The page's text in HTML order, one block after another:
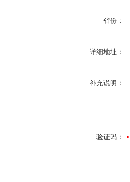
省份：
详细地址：
补充说明：
验证码：